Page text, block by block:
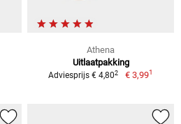
Athena
Uitlaatpakking
Adviesprijs € 4,802 € 3,991